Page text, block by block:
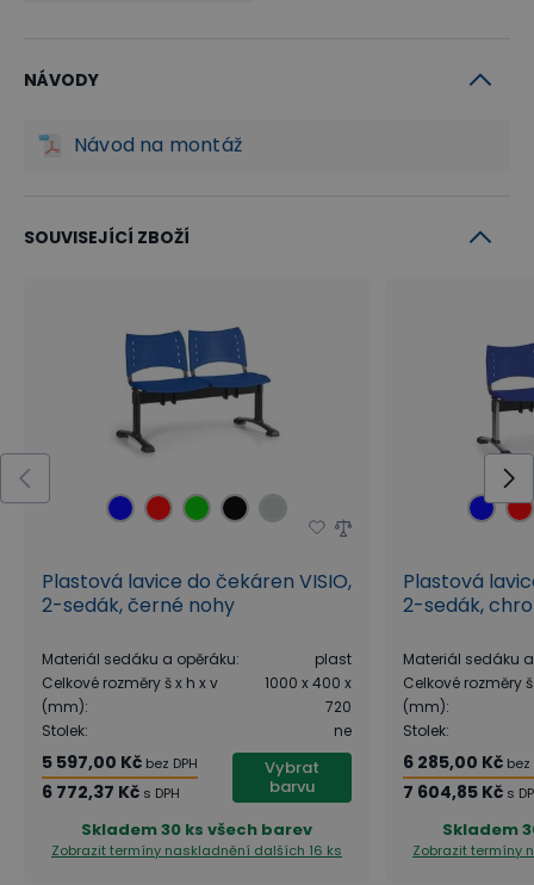
NÁVODY
Návod na montáž
SOUVISEJÍCÍ ZBOŽÍ
Plastová lavice do čekáren VISIO,
2-sedák, černé nohy
Materiál sedáku a opěráku:
plast
Celkové rozměry š x h x v
(mm):
1000 x 400 x
720
Stolek: ne
5 597,00 Kč bez DPH
6 772,37 Kč s DPH
Vybrat
barvu
Skladem30 ks všech barev
Zobrazit termíny naskladnění dalších 16 ks
Plastová
2-sedák,
Materiál sedáku
Celkové rozměry
(mm):
Stolek:
6 285,00 Kč bez
7 604,85 Kč s
Skladem
Zobrazit termíny